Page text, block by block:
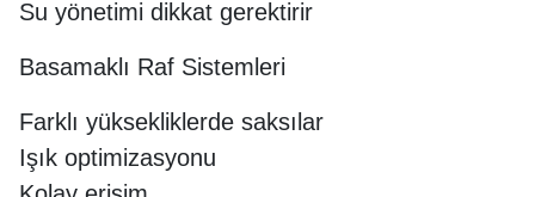
Su yönetimi dikkat gerektirir
Basamaklı Raf Sistemleri
Farklı yüksekliklerde saksılar
Işık optimizasyonu